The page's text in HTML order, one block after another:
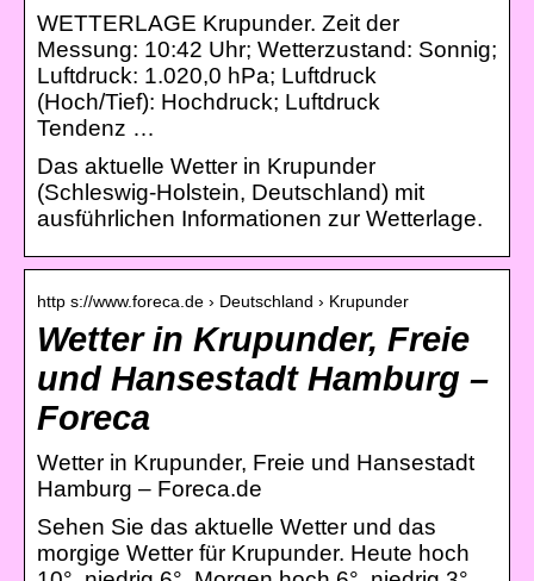
WETTERLAGE Krupunder. Zeit der
Messung: 10:42 Uhr; Wetterzustand: Sonnig;
Luftdruck: 1.020,0 hPa; Luftdruck
(Hoch/Tief): Hochdruck; Luftdruck
Tendenz …
Das aktuelle Wetter in Krupunder
(Schleswig-Holstein, Deutschland) mit
ausführlichen Informationen zur Wetterlage.
http s://www.foreca.de › Deutschland › Krupunder
Wetter in Krupunder, Freie
und Hansestadt Hamburg –
Foreca
Wetter in Krupunder, Freie und Hansestadt
Hamburg – Foreca.de
Sehen Sie das aktuelle Wetter und das
morgige Wetter für Krupunder. Heute hoch